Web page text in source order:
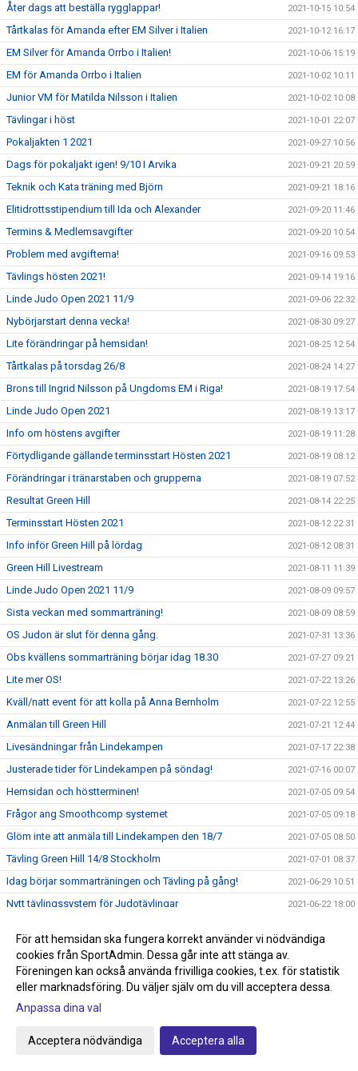
Åter dags att beställa rygglappar! 2021-10-15 10:54
Tårtkalas för Amanda efter EM Silver i Italien 2021-10-12 16:17
EM Silver för Amanda Orrbo i Italien! 2021-10-06 15:19
EM för Amanda Orrbo i Italien 2021-10-02 10:11
Junior VM för Matilda Nilsson i Italien 2021-10-02 10:08
Tävlingar i höst 2021-10-01 22:07
Pokaljakten 1 2021 2021-09-27 10:56
Dags för pokaljakt igen! 9/10 I Arvika 2021-09-21 20:59
Teknik och Kata träning med Björn 2021-09-21 18:16
Elitidrottsstipendium till Ida och Alexander 2021-09-20 11:46
Termins & Medlemsavgifter 2021-09-20 10:54
Problem med avgifterna! 2021-09-16 09:53
Tävlings hösten 2021! 2021-09-14 19:16
Linde Judo Open 2021 11/9 2021-09-06 22:32
Nybörjarstart denna vecka! 2021-08-30 09:27
Lite förändringar på hemsidan! 2021-08-25 12:54
Tårtkalas på torsdag 26/8 2021-08-24 14:27
Brons till Ingrid Nilsson på Ungdoms EM i Riga! 2021-08-19 17:54
Linde Judo Open 2021 2021-08-19 13:17
Info om höstens avgifter 2021-08-19 11:28
Förtydligande gällande terminsstart Hösten 2021 2021-08-19 08:12
Förändringar i tränarstaben och grupperna 2021-08-19 07:52
Resultat Green Hill 2021-08-14 22:25
Terminsstart Hösten 2021 2021-08-12 22:31
Info inför Green Hill på lördag 2021-08-12 08:31
Green Hill Livestream 2021-08-11 11:39
Linde Judo Open 2021 11/9 2021-08-09 09:57
Sista veckan med sommarträning! 2021-08-09 08:59
OS Judon är slut för denna gång. 2021-07-31 13:36
Obs kvällens sommarträning börjar idag 18.30 2021-07-27 09:21
Lite mer OS! 2021-07-22 13:26
Kväll/natt event för att kolla på Anna Bernholm 2021-07-22 12:55
Anmälan till Green Hill 2021-07-21 12:44
Livesändningar från Lindekampen 2021-07-17 22:38
Justerade tider för Lindekampen på söndag! 2021-07-16 00:07
Hemsidan och höstterminen! 2021-07-05 09:54
Frågor ang Smoothcomp systemet 2021-07-05 09:18
Glöm inte att anmäla till Lindekampen den 18/7 2021-07-05 08:50
Tävling Green Hill 14/8 Stockholm 2021-07-01 08:37
Idag börjar sommarträningen och Tävling på gång! 2021-06-29 10:51
Nytt tävlingssystem för Judotävlingar 2021-06-22 18:00
Knappen klubbshop är uppdaterad 2021-05-22 15:27
Passa på och stötta klubben, köp klubbkläder på Team
Sportia
2021-05-22 15:00
Anmälan till avslutningen den 29/5 anmäl så fort som
möjligt!
Graderingstider vart köper jag mitt bälte?
För att hemsidan ska fungera korrekt använder vi nödvändiga
cookies från SportAdmin. Dessa går inte att stänga av.
Föreningen kan också använda frivilliga cookies, t.ex. för statistik
eller marknadsföring. Du väljer själv om du vill acceptera dessa.
Anpassa dina val
Acceptera nödvändiga Acceptera alla